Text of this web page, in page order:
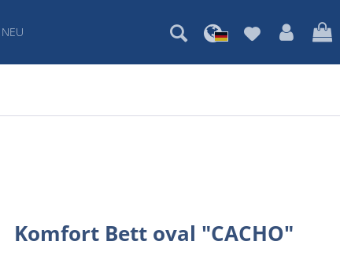
NEU
Komfort Bett oval "CACHO"